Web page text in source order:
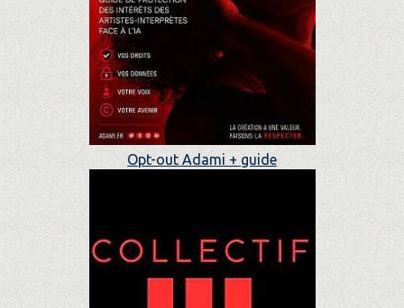
Opt-out Adami + guide